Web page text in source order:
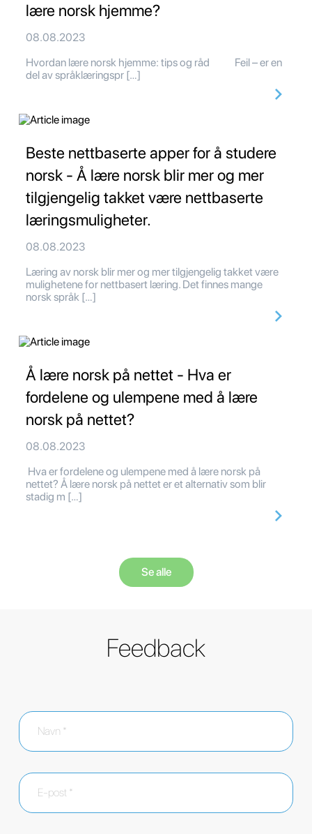
lære norsk hjemme?
08.08.2023
Hvordan lære norsk hjemme: tips og råd Feil – er en
del av språklæringspr […]
Beste nettbaserte apper for å studere
norsk - Å lære norsk blir mer og mer
tilgjengelig takket være nettbaserte
læringsmuligheter.
08.08.2023
Læring av norsk blir mer og mer tilgjengelig takket være
mulighetene for nettbasert læring. Det finnes mange
norsk språk […]
Å lære norsk på nettet - Hva er
fordelene og ulempene med å lære
norsk på nettet?
08.08.2023
Hva er fordelene og ulempene med å lære norsk på
nettet? Å lære norsk på nettet er et alternativ som blir
stadig m […]
Se alle
Feedback